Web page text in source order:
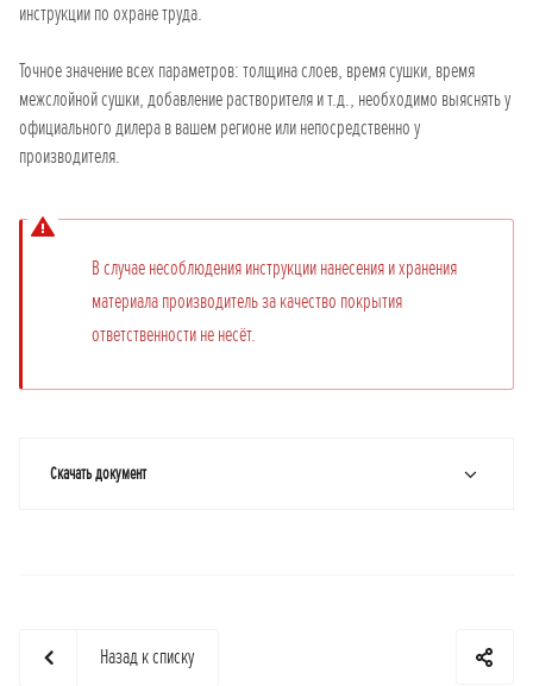
инструкции по охране труда.
Точное значение всех параметров: толщина слоев, время сушки, время
межслойной сушки, добавление растворителя и т.д., необходимо выяснять у
официального дилера в вашем регионе или непосредственно у
производителя.
В случае несоблюдения инструкции нанесения и хранения
материала производитель за качество покрытия
ответственности не несёт.
Скачать документ
Назад к списку